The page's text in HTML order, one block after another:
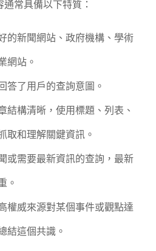
常具備以下特質：
的新聞網站、政府機構、學術
網站。
答了用戶的查詢意圖。
結構清晰，使用標題、列表、
取和理解關鍵資訊。
或需要最新資訊的查詢，最新
。
權威來源對某個事件或觀點達
結這個共識。